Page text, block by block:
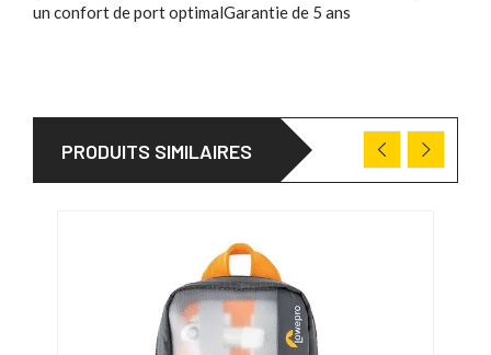
un confort de port optimalGarantie de 5 ans
PRODUITS SIMILAIRES